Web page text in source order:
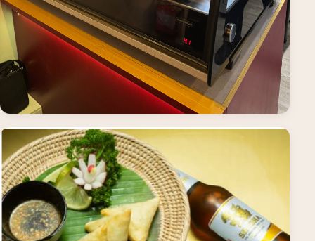
Notre salle